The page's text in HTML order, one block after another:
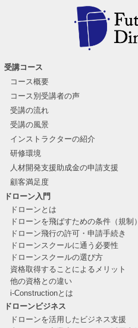
受講コース
コース概要
コース別受講者の声
受講の流れ
受講の風景
インストラクターの紹介
研修環境
人材開発支援助成金の申請支援
顧客満足度
ドローン入門
ドローンとは
ドローンを飛ばすための条件（規制）
ドローン飛行の許可・申請手続き
ドローンスクールに通う必要性
ドローンスクールの選び方
資格取得することによるメリット
他の資格との違い
i-Constructionとは
ドローンビジネス
ドローンを活用したビジネス支援